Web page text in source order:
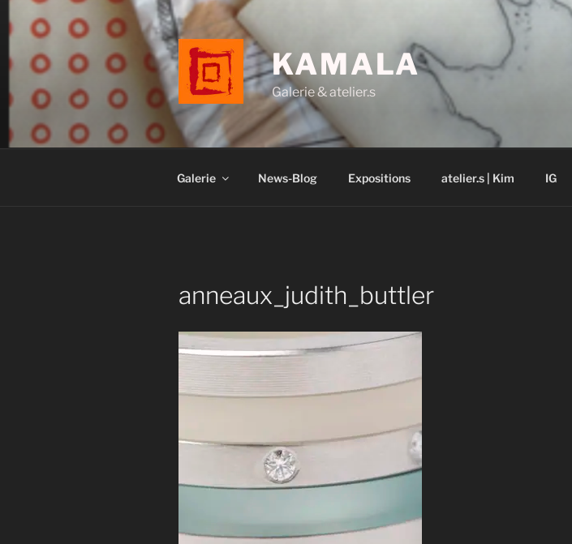
au
principal
KAMALA
Galerie & atelier.s
Galerie News-Blog Expositions atelier.s | Kim IG
anneaux_judith_buttler